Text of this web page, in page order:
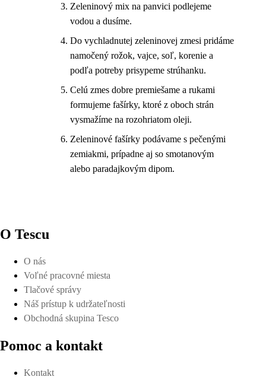
Zeleninový mix na panvici podlejeme
vodou a dusíme.
Do vychladnutej zeleninovej zmesi pridáme
namočený rožok, vajce, soľ, korenie a
podľa potreby prisypeme strúhanku.
Celú zmes dobre premiešame a rukami
formujeme fašírky, ktoré z oboch strán
vysmažíme na rozohriatom oleji.
Zeleninové fašírky podávame s pečenými
zemiakmi, prípadne aj so smotanovým
alebo paradajkovým dipom.
O Tescu
O nás
Voľné pracovné miesta
Tlačové správy
Náš prístup k udržateľnosti
Obchodná skupina Tesco
Pomoc a kontakt
Kontakt